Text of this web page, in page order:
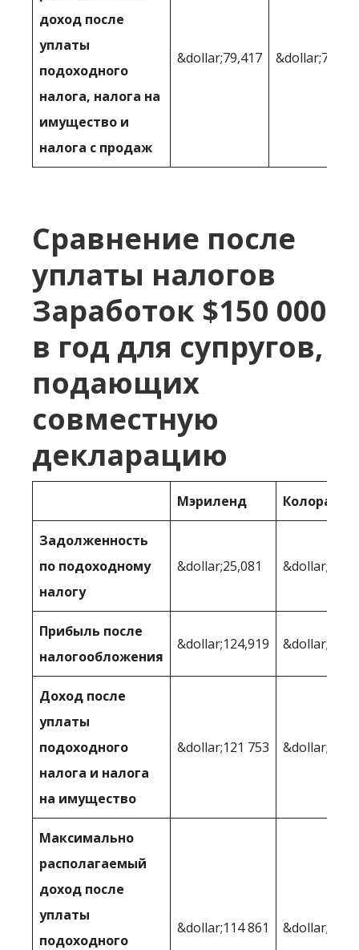
доход после
уплаты
подоходного
налога, налога на
имущество и
налога с продаж
&dollar;79,417
Сравнение после
уплаты налогов
Заработок $150 000
в год для супругов,
подающих
совместную
декларацию
Мэриленд Колорадо
Задолженность
по подоходному
налогу
&dollar;25,081 &dollar;24
Прибыль после
налогообложения
&dollar;124,919
Доход после
уплаты
подоходного
налога и налога
на имущество
&dollar;121 753
Максимально
располагаемый
доход после
уплаты
подоходного
&dollar;114 861 &dollar;114